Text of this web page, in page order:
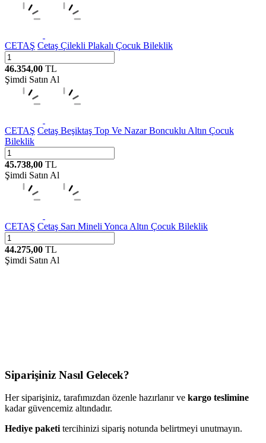
CETAŞ Cetaş Çilekli Plakalı Çocuk Bileklik
46.354,00 TL
Şimdi Satın Al
CETAŞ Cetaş Beşiktaş Top Ve Nazar Boncuklu Altın Çocuk
Bileklik
45.738,00 TL
Şimdi Satın Al
CETAŞ Cetaş Sarı Mineli Yonca Altın Çocuk Bileklik
44.275,00 TL
Şimdi Satın Al
Siparişiniz Nasıl Gelecek?
Her siparişiniz, tarafımızdan özenle hazırlanır ve kargo teslimine
kadar güvencemiz altındadır.
Hediye paketi tercihinizi sipariş notunda belirtmeyi unutmayın.